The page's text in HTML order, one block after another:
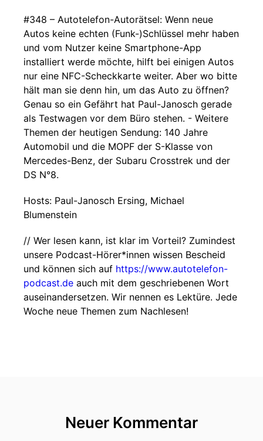
#348 – Autotelefon-Autorätsel: Wenn neue
Autos keine echten (Funk-)Schlüssel mehr haben
und vom Nutzer keine Smartphone-App
installiert werde möchte, hilft bei einigen Autos
nur eine NFC-Scheckkarte weiter. Aber wo bitte
hält man sie denn hin, um das Auto zu öffnen?
Genau so ein Gefährt hat Paul-Janosch gerade
als Testwagen vor dem Büro stehen. - Weitere
Themen der heutigen Sendung: 140 Jahre
Automobil und die MOPF der S-Klasse von
Mercedes-Benz, der Subaru Crosstrek und der
DS N°8.
Hosts: Paul-Janosch Ersing, Michael
Blumenstein
// Wer lesen kann, ist klar im Vorteil? Zumindest
unsere Podcast-Hörer*innen wissen Bescheid
und können sich auf https://www.autotelefon-
podcast.de auch mit dem geschriebenen Wort
auseinandersetzen. Wir nennen es Lektüre. Jede
Woche neue Themen zum Nachlesen!
Neuer Kommentar